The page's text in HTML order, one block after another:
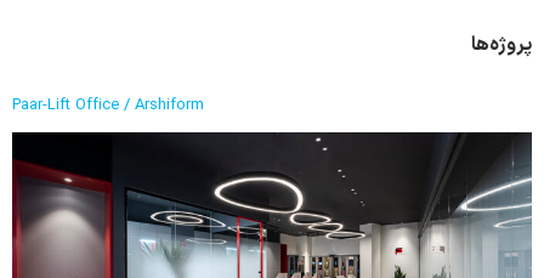
پروژه‌ها
Paar-Lift Office / Arshiform